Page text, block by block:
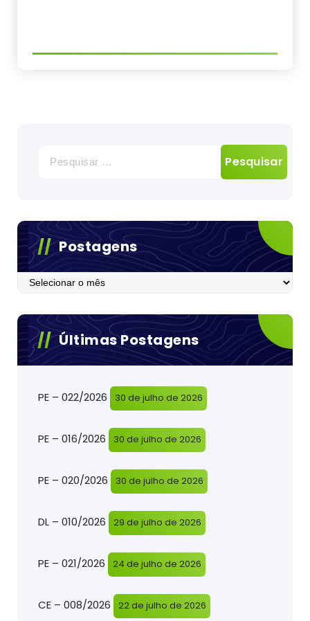
por:
Postagens
Postagens
Últimas Postagens
PE – 022/2026 30 de julho de 2026
PE – 016/2026 30 de julho de 2026
PE – 020/2026 30 de julho de 2026
DL – 010/2026 29 de julho de 2026
PE – 021/2026 24 de julho de 2026
CE – 008/2026 22 de julho de 2026